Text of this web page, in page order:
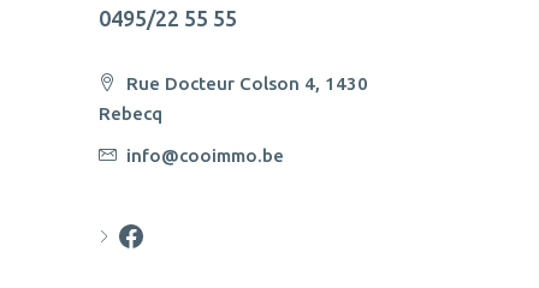
0495/22 55 55
Rue Docteur Colson 4, 1430
Rebecq
info@cooimmo.be
Cooimmo